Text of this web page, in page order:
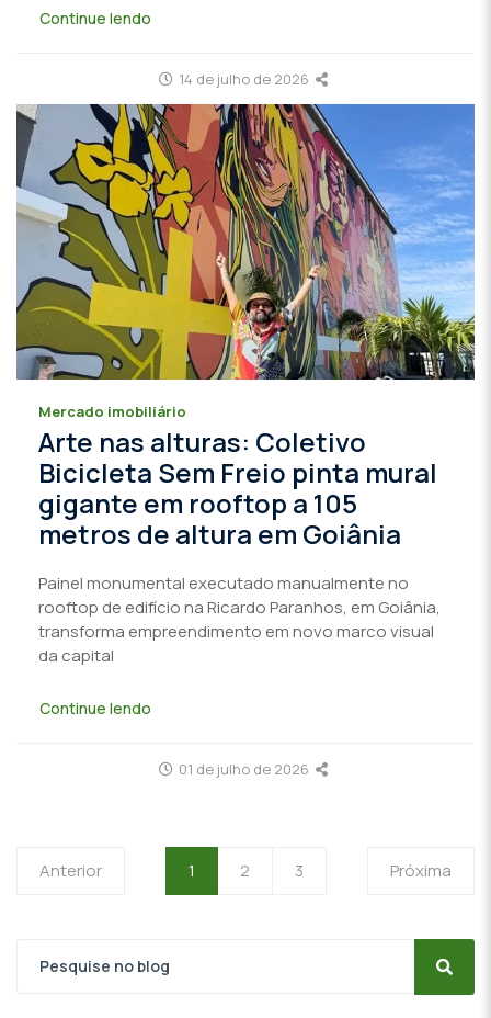
Continue lendo
14 de julho de 2026
Mercado imobiliário
Arte nas alturas: Coletivo
Bicicleta Sem Freio pinta mural
gigante em rooftop a 105
metros de altura em Goiânia
Painel monumental executado manualmente no
rooftop de edifício na Ricardo Paranhos, em Goiânia,
transforma empreendimento em novo marco visual
da capital
Continue lendo
01 de julho de 2026
Anterior 1 2 3 Próxima